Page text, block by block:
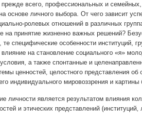
всего, профессиональных и
основе личного выбора. От чего зависит
ролевых отношений в различных
принятие жизненно важных решений?
те специфические особенности институций,
на становление социального «я»
а также спонтанные и
ценностей, целостного представления
индивидуального мировоззрения и
личности является результатом влияния
и этических представлений